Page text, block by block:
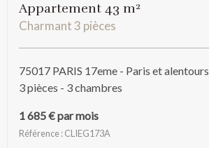
Appartement 43 m²
Charmant 3 pièces
75017 PARIS 17eme - Paris et alentours
3 pièces - 3 chambres
1 685 € par mois
Référence : CLIEG173A